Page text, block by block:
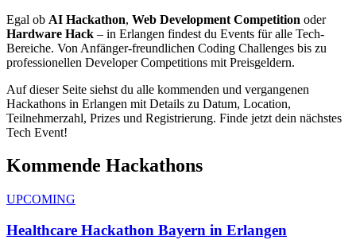
Egal ob AI Hackathon, Web Development Competition oder
Hardware Hack – in Erlangen findest du Events für alle Tech-
Bereiche. Von Anfänger-freundlichen Coding Challenges bis zu
professionellen Developer Competitions mit Preisgeldern.
Auf dieser Seite siehst du alle kommenden und vergangenen
Hackathons in Erlangen mit Details zu Datum, Location,
Teilnehmerzahl, Prizes und Registrierung. Finde jetzt dein nächstes
Tech Event!
Kommende Hackathons
UPCOMING
Healthcare Hackathon Bayern in Erlangen